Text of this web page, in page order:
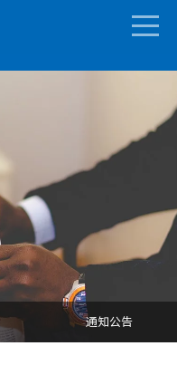
通知公告